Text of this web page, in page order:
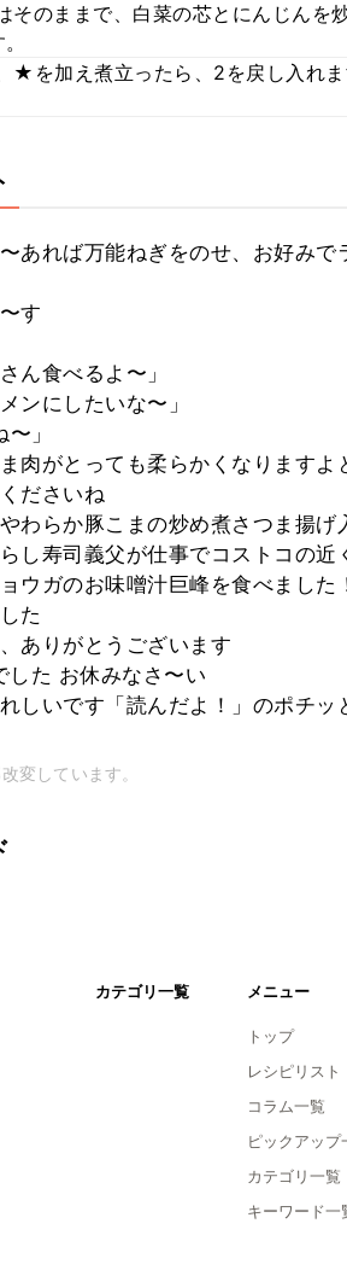
のままで、白菜の芯とにんじんを
を加え煮立ったら、2を戻し入れま
あれば万能ねぎをのせ、お好みで
す
ん食べるよ〜」
ンにしたいな〜」
」
肉がとっても柔らかくなりますよ
ださいね
わらか豚こまの炒め煮さつま揚げ
し寿司義父が仕事でコストコの近
ウガのお味噌汁巨峰を食べました
た
ありがとうございます
した お休みなさ〜い
しいです「読んだよ！」のポチッ
変しています。
カテゴリ一覧 メニュー
トップ
レシピリスト
コラム一覧
ピックアップ
カテゴリ一覧
キーワード一